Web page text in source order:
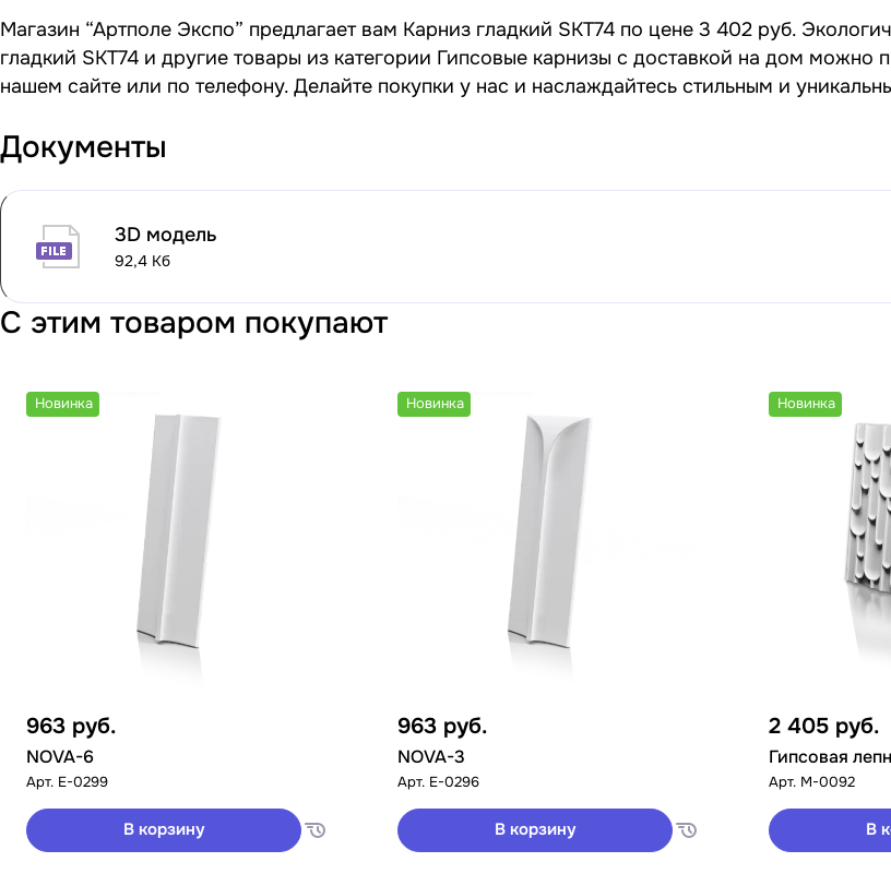
Магазин “Артполе Экспо” предлагает вам Карниз гладкий SKT74 по цене 3 402 руб.
гладкий SKT74 и другие товары из категории Гипсовые карнизы с доставкой на дом
нашем сайте или по телефону. Делайте покупки у нас и наслаждайтесь стильным и
Документы
3D модель
92,4 Кб
С этим товаром покупают
Новинка
963 руб.
NOVA-6
Арт. E-0299
В корзину
Новинка
963 руб.
NOVA-3
Арт. E-0296
В корзину
Новинка
2 405 руб.
Гипсовая
Арт. M-0092
В